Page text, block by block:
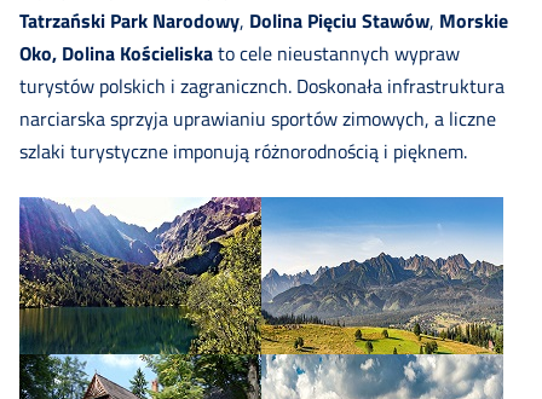
Szkolenia
Online
Tatrzański Park Narodowy, Dolina Pięciu Stawów, Morskie
Oko, Dolina Kościeliskato cele nieustannych wypraw
turystów polskich i zagranicznch. Doskonała infrastruktura
narciarska sprzyja uprawianiu sportów zimowych, a liczne
szlaki turystyczne imponują różnorodnością i pięknem.